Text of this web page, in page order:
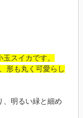
スイカです。
形も丸く可愛らし
、明るい緑と細め